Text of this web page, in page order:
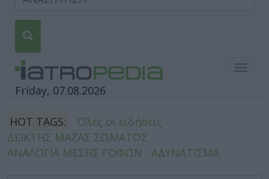
Friday, 07.08.2026
HOT TAGS:
Όλες οι ειδήσεις
ΔΕΙΚΤΗΣ ΜΑΖΑΣ ΣΩΜΑΤΟΣ
ΑΝΑΛΟΓΙΑ ΜΕΣΗΣ ΓΟΦΩΝ
ΑΔΥΝΑΤΙΣΜΑ